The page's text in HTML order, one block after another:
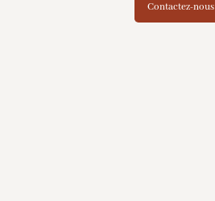
Contactez-nous